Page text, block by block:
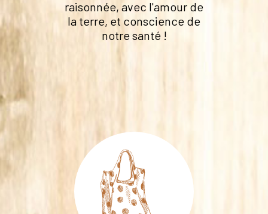
raisonnée, avec l'amour de
la terre, et conscience de
notre santé !